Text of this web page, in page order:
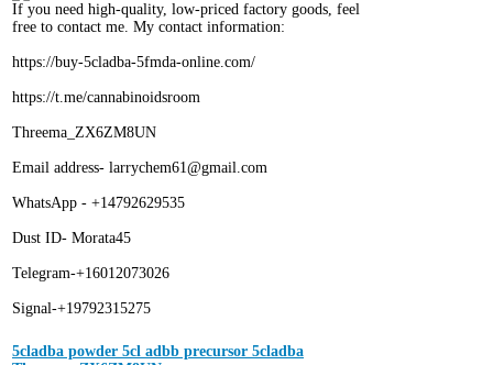
If you need high-quality, low-priced factory goods, feel
free to contact me. My contact information:
https://buy-5cladba-5fmda-online.com/
https://t.me/cannabinoidsroom
Threema_ZX6ZM8UN
Email address- larrychem61@gmail.com
WhatsApp - +14792629535
Dust ID- Morata45
Telegram-+16012073026
Signal-+19792315275
5cladba powder 5cl adbb precursor 5cladba